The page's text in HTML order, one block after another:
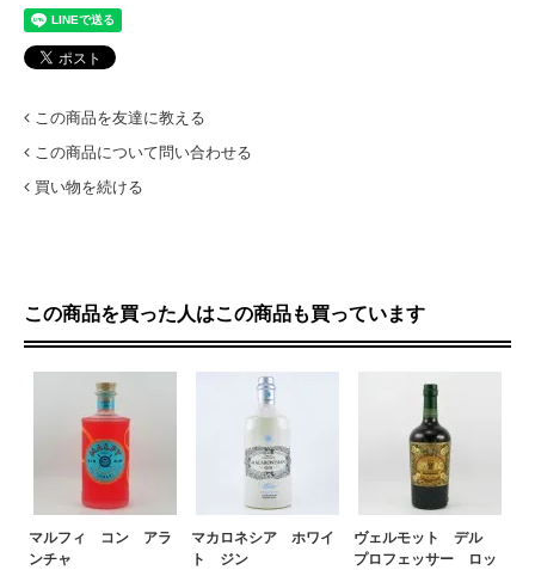
この商品を友達に教える
この商品について問い合わせる
買い物を続ける
この商品を買った人はこの商品も買っています
マルフィ コン アラ
ンチャ
マカロネシア ホワイ
ト ジン
ヴェルモット デル
プロフェッサー ロッ